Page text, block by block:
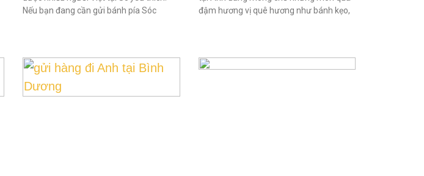
Nếu bạn đang cần gửi bánh pía Sóc
đậm hương vị quê hương như bánh kẹo,